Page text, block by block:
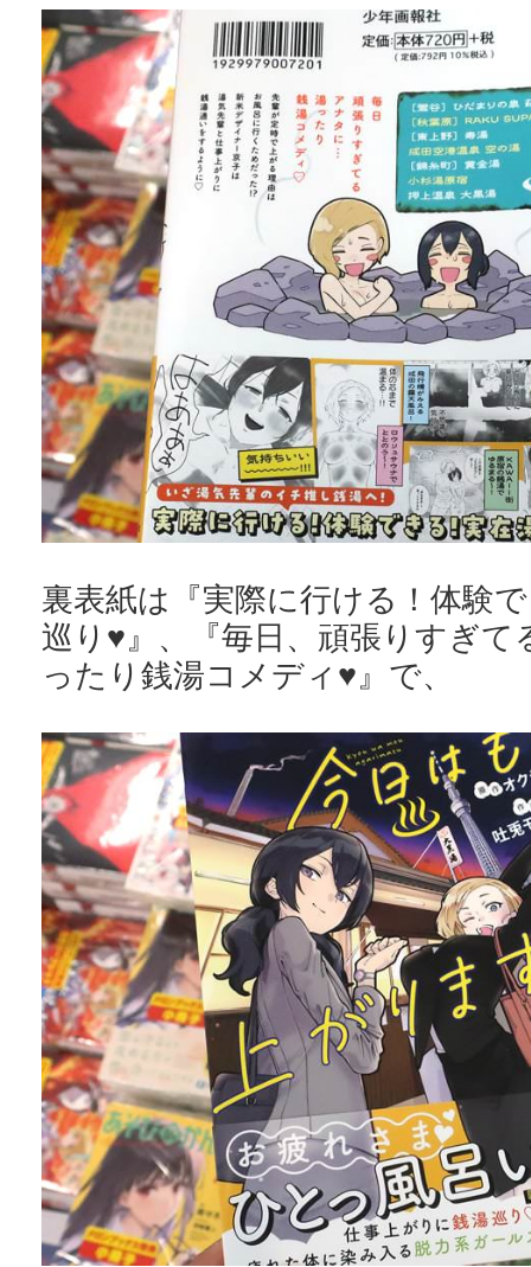
裏表紙は『実際に行ける！体験
巡り♥』、『毎日、頑張りすぎ
ったり銭湯コメディ♥』で、